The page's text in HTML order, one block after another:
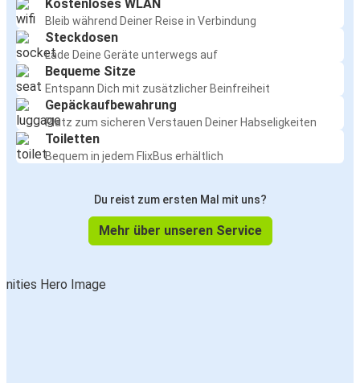
Kostenloses WLAN
Bleib während Deiner Reise in Verbindung
Steckdosen
Lade Deine Geräte unterwegs auf
Bequeme Sitze
Entspann Dich mit zusätzlicher Beinfreiheit
Gepäckaufbewahrung
Platz zum sicheren Verstauen Deiner Habseligkeiten
Toiletten
Bequem in jedem FlixBus erhältlich
Du reist zum ersten Mal mit uns?
Mehr über unseren Service